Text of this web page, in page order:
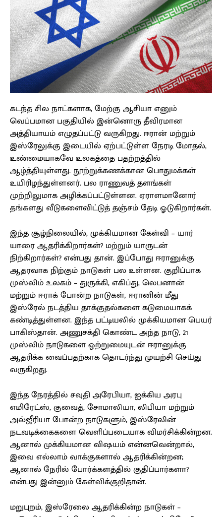
கடந்த சில நாட்களாக, மேற்கு ஆசியா எனும்
வெப்பமான பகுதியில் இன்னொரு தீவிரமான
அத்தியாயம் எழுதப்பட்டு வருகிறது. ஈரான் மற்றும்
இஸ்ரேலுக்கு இடையில் ஏற்பட்டுள்ள நேரடி மோதல்,
உண்மையாகவே உலகத்தை பதற்றத்தில்
ஆழ்த்தியுள்ளது. நூற்றுக்கணக்கான பொதுமக்கள்
உயிரிழந்துள்ளனர். பல ராணுவத் தளங்கள்
முற்றிலுமாக அழிக்கப்பட்டுள்ளன. ஏராளமானோர்
தங்களது வீடுகளைவிட்டுத் தஞ்சம் தேடி ஓடுகிறார்கள்.
இந்த சூழ்நிலையில், முக்கியமான கேள்வி – யார்
யாரை ஆதரிக்கிறார்கள்? மற்றும் யாருடன்
நிற்கிறார்கள்? என்பது தான். இப்போது ஈரானுக்கு
ஆதரவாக நிற்கும் நாடுகள் பல உள்ளன. குறிப்பாக
முஸ்லிம் உலகம் – துருக்கி, எகிப்து, லெபனான்
மற்றும் ஈராக் போன்ற நாடுகள், ஈரானின் மீது
இஸ்ரேல் நடத்திய தாக்குதல்களை கடுமையாகக்
கண்டித்துள்ளன. இந்த பட்டியலில் முக்கியமான பெயர்
பாகிஸ்தான். அணுசக்தி கொண்ட அந்த நாடு, 21
முஸ்லிம் நாடுகளை ஒற்றுமையுடன் ஈரானுக்கு
ஆதரிக்க வைப்பதற்காக தொடர்ந்து முயற்சி செய்து
வருகிறது.
இந்த நேரத்தில் சவுதி அரேபியா, ஐக்கிய அரபு
எமிரேட்ஸ், குவைத், சோமாலியா, லிபியா மற்றும்
அல்ஜீரியா போன்ற நாடுகளும், இஸ்ரேலின்
நடவடிக்கைகளை வெளிப்படையாக விமர்சிக்கின்றன.
ஆனால் முக்கியமான விஷயம் என்னவென்றால்,
இவை எல்லாம் வாக்குகளால் ஆதரிக்கின்றன;
ஆனால் நேரில் போர்க்களத்தில் குதிப்பார்களா?
என்பது இன்னும் கேள்விக்குறிதான்.
மறுபுறம், இஸ்ரேலை ஆதரிக்கின்ற நாடுகள் –